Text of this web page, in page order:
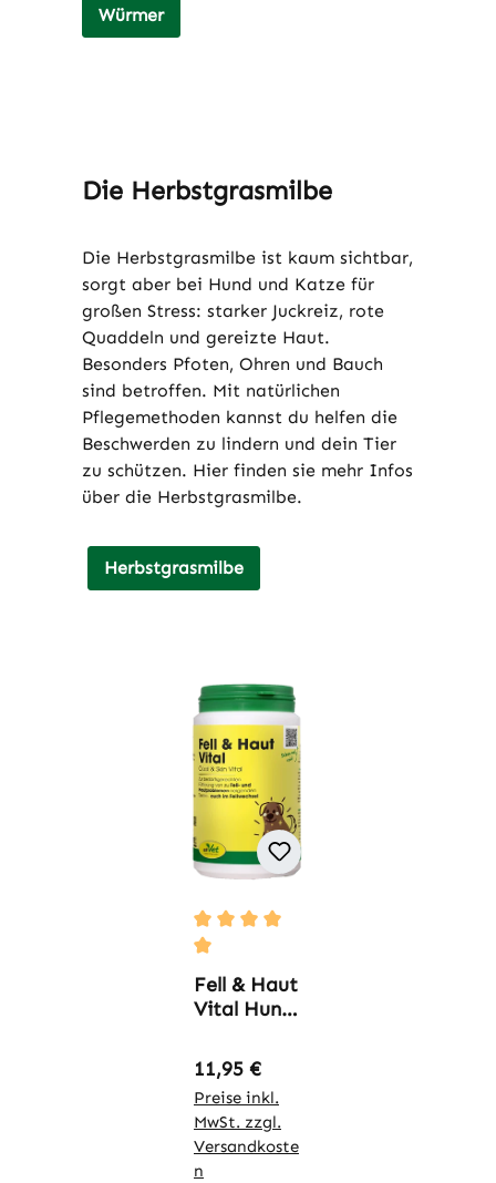
Würmer
Die Herbstgrasmilbe
Die Herbstgrasmilbe ist kaum sichtbar,
sorgt aber bei Hund und Katze für
großen Stress: starker Juckreiz, rote
Quaddeln und gereizte Haut.
Besonders Pfoten, Ohren und Bauch
sind betroffen. Mit natürlichen
Pflegemethoden kannst du helfen die
Beschwerden zu lindern und dein Tier
zu schützen. Hier finden sie mehr Infos
über die Herbstgrasmilbe.
Herbstgrasmilbe
Durchschnittliche Bewertung von 5
Fell & Haut
Vital Hund
Regulärer Preis:
11,95 €
Preise inkl.
MwSt. zzgl.
Versandkoste
n